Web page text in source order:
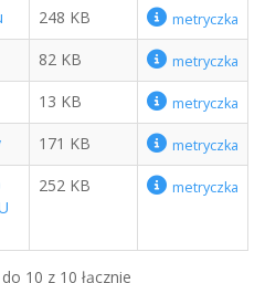
248 KB metryczka
82 KB metryczka
13 KB metryczka
171 KB metryczka
252 KB metryczka
10 z 10 łącznie